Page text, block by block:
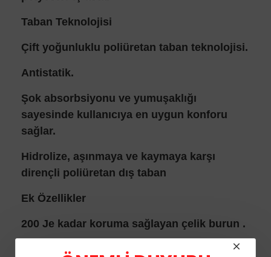
Taban Teknolojisi
Çift yoğunluklu poliüretan taban teknolojisi.
Antistatik.
Şok absorbsiyonu ve yumuşaklığı
sayesinde kullanıcıya en uygun konforu
sağlar.
Hidrolize, aşınmaya ve kaymaya karşı
dirençli poliüretan dış taban
Ek Özellikler
200 Je kadar koruma sağlayan çelik burun .